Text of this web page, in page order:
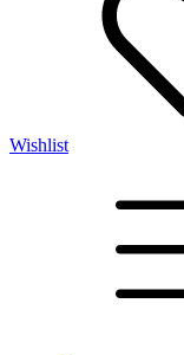
Wishlist